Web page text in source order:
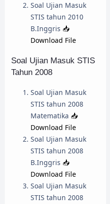
Soal Ujian Masuk
STIS tahun 2010
B.Inggris 📥
Download File
Soal Ujian Masuk STIS
Tahun 2008
Soal Ujian Masuk
STIS tahun 2008
Matematika 📥
Download File
Soal Ujian Masuk
STIS tahun 2008
B.Inggris 📥
Download File
Soal Ujian Masuk
STIS tahun 2008